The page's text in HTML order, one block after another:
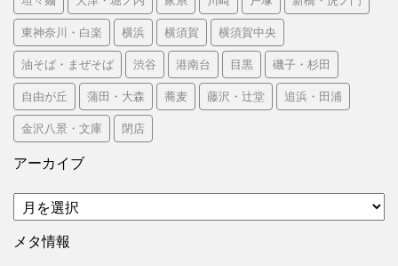
東神奈川・白楽 横浜 横須賀 横須賀中央
油そば・まぜそば 渋谷 港南台 目黒 磯子・杉田
自由が丘 蒲田・大森 蕎麦 藤沢・辻堂 追浜・田浦
金沢八景・文庫 閉店
アーカイブ
ア
ー
カ
メタ情報